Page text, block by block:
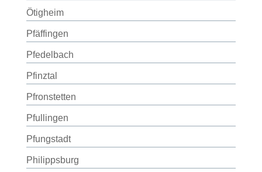
Ötigheim
Pfäffingen
Pfedelbach
Pfinztal
Pfronstetten
Pfullingen
Pfungstadt
Philippsburg